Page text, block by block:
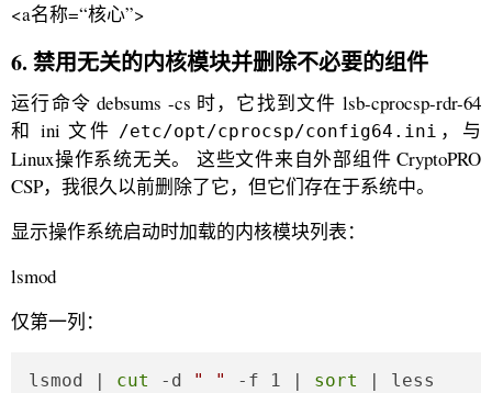
<a名称=“核心”>
6. 禁用无关的内核模块并删除不必要的组件
运行命令 debsums -cs 时，它找到文件 lsb-cprocsp-rdr-64
和 ini 文件 /etc/opt/cprocsp/config64.ini ，与
Linux操作系统无关。 这些文件来自外部组件 CryptoPRO
CSP，我很久以前删除了它，但它们存在于系统中。
显示操作系统启动时加载的内核模块列表：
lsmod
仅第一列：
lsmod | cut -d " " -f 1 | sort | less